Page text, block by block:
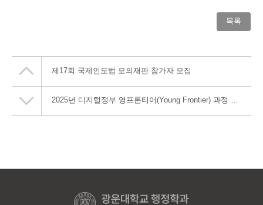
목록
제17회 국제인도법 모의재판 참가자 모집